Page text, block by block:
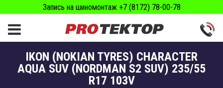
Запись на шиномонтаж +7 (8172) 78-00-78
IKON (NOKIAN TYRES) CHARACTER
AQUA SUV (NORDMAN S2 SUV) 235/55
R17 103V